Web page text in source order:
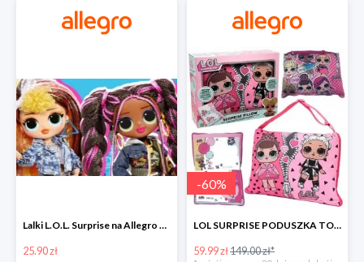
Lalki L.O.L. Surprise na Allegro w super cenach od 25,90 zł
25.90 zł
-60%
LOL SURPRISE PODUSZKA TOREBKA SEKRETNY SCHOWEK MP3 -59%
59.99 zł149.00 zł*